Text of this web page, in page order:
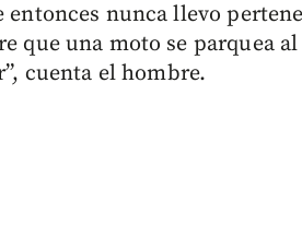
entonces nunca llevo
que una moto se parquea
cuenta el hombre.